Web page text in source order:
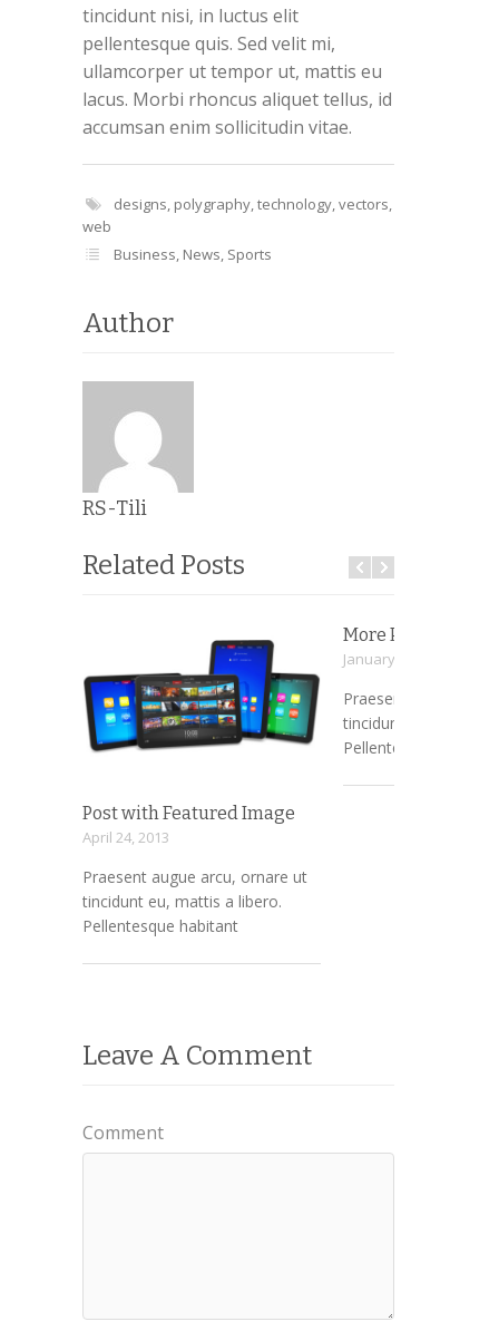
tincidunt nisi, in luctus elit
pellentesque quis. Sed velit mi,
ullamcorper ut tempor ut, mattis eu
lacus. Morbi rhoncus aliquet tellus, id
accumsan enim sollicitudin vitae.
designs, polygraphy,technology,vectors,
web
Business, News, Sports
Author
RS-Tili
Related Posts
Post with Featured Image
April 24, 2013
Praesent augue arcu, ornare ut
tincidunt eu, mattis a libero.
Pellentesque habitant
More Premium
January 7, 2013
Praesent augue
tincidunt eu, mattis a
Pellentesque habitant
Leave A Comment
Comment